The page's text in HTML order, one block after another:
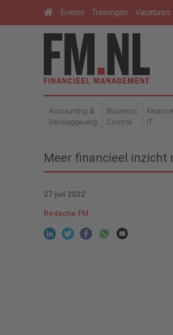
Events Trainingen Vacatures
Accounting &
Verslaggeving
Business
Control
IT
Meer financieel
27 juli 2022
Redactie FM